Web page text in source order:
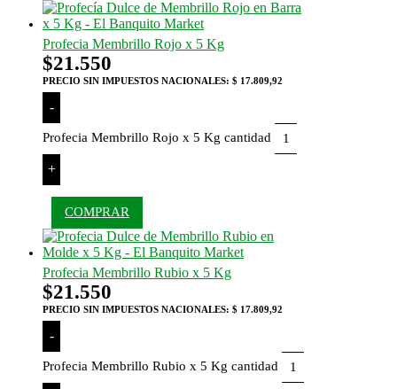
Profecia Membrillo Rojo x 5 Kg
$21.550
PRECIO SIN IMPUESTOS NACIONALES: $ 17.809,92
-
Profecia Membrillo Rojo x 5 Kg cantidad
+
COMPRAR
Profecia Membrillo Rubio x 5 Kg
$21.550
PRECIO SIN IMPUESTOS NACIONALES: $ 17.809,92
-
Profecia Membrillo Rubio x 5 Kg cantidad